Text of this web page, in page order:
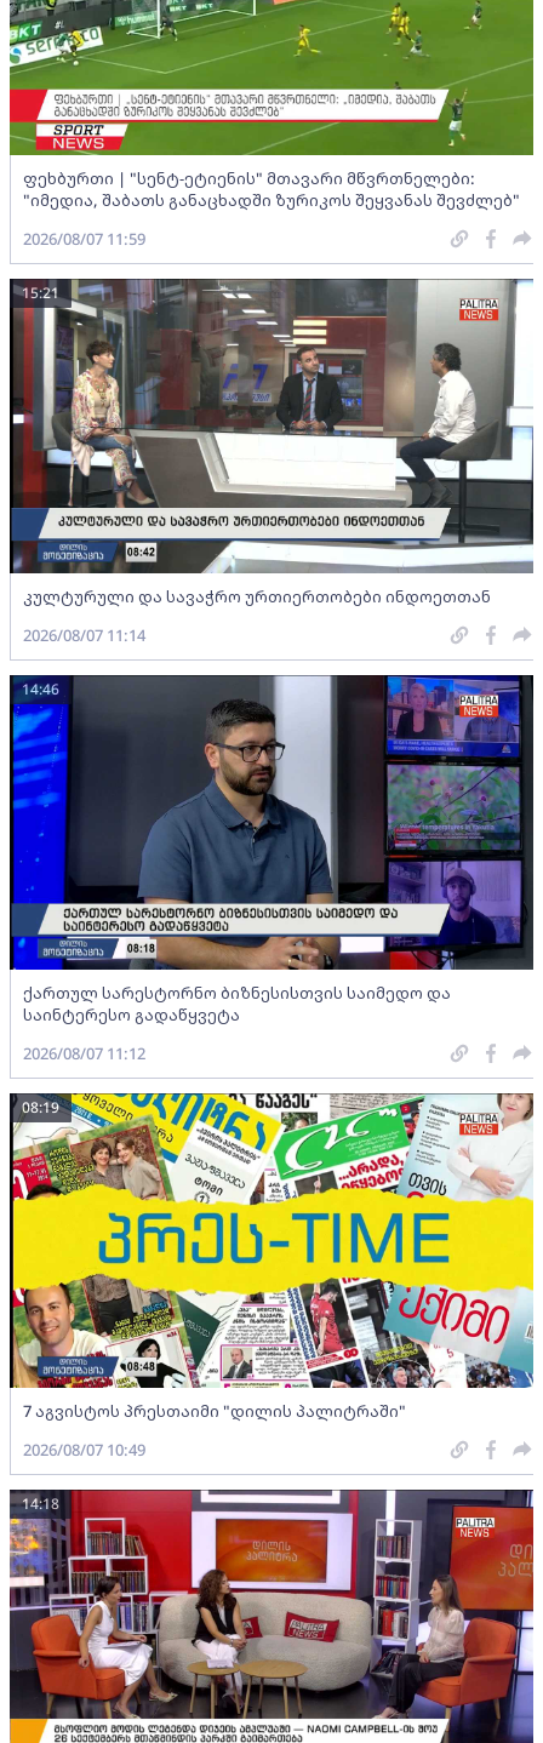
ფეხბურთი | "სენტ-ეტიენის" მთავარი მწვრთნელები:
"იმედია, შაბათს განაცხადში ზურიკოს შეყვანას შევძლებ"
2026/08/07 11:59
კულტურული და სავაჭრო ურთიერთობები ინდოეთთან
15:21
2026/08/07 11:14
ქართულ სარესტორნო ბიზნესისთვის საიმედო და
საინტერესო გადაწყვეტა
14:46
2026/08/07 11:12
7 აგვისტოს პრესთაიმი "დილის პალიტრაში"
08:19
2026/08/07 10:49
14:18